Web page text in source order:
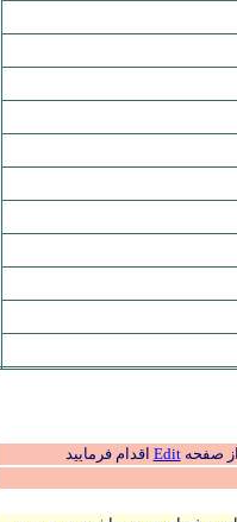
از صفحهEdit اقدام فرمایید